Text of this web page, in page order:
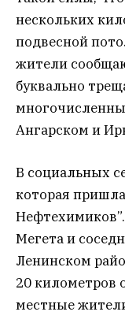
нескольких
подвесной
жители
буквально
Ангарском и
В социальных
которая
Мегета и
Ленинском
20 километров
местные